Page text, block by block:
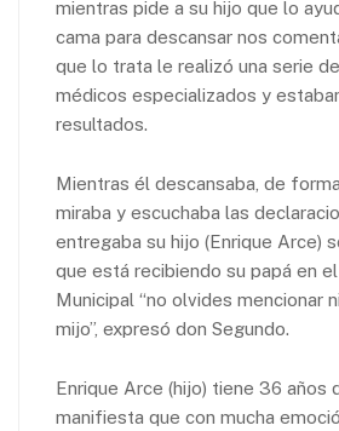
mientras pide a su hijo que lo
cama para descansar nos
que lo trata le realizó una serie
médicos especializados y
resultados.
Mientras él descansaba, de
miraba y escuchaba las
entregaba su hijo (Enrique Arce)
que está recibiendo su papá en
Municipal “no olvides mencionar
mijo”, expresó don Segundo.
Enrique Arce (hijo) tiene 36 años
manifiesta que con mucha